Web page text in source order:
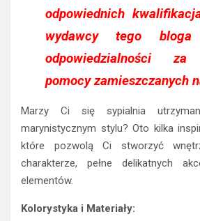
odpowiednich
wydawcy tego
odpowiedzialności za
pomocy zamieszczanych
Marzy Ci się sypialnia
marynistycznym stylu? Oto kilka
które pozwolą Ci stworzyć
charakterze, pełne delikatnych
elementów.
Kolorystyka i Materiały: